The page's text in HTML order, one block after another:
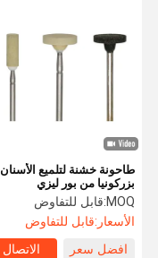
طاحونة خشنة لتلميع الأسنان
بزركونيا من بور ليزي
MOQ: قابل للتفاوض
الأسعار:قابل للتفاوض
افضل سعر
الاتصال